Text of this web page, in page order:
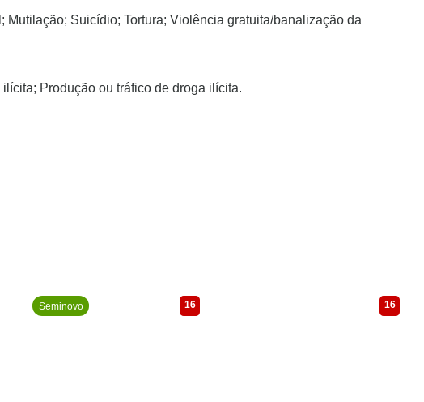
Suicídio; Tortura; Violência gratuita/banalização da
Produção ou tráfico de droga ilícita.
Seminovo 16 16